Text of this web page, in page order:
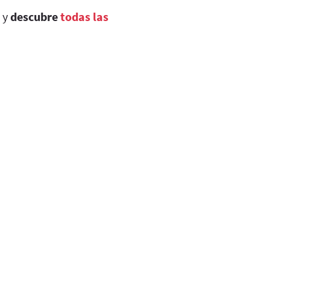
ydescubretodas las